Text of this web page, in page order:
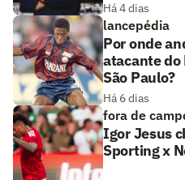
Há 4 dias
lancepédia
Por onde
atacante do
São Paulo?
Há 6 dias
fora de
Igor Jesus
Sporting x